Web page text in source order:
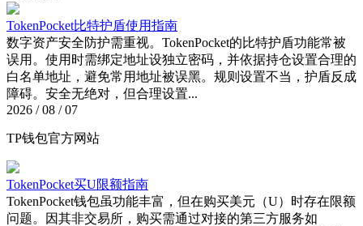
TokenPocket比特护盾使用指南
数字资产安全防护需重视。TokenPocket的比特护盾功能常被
误用。使用时需绑定地址设独立密码，并依据持仓设置合理的
白名单地址，避免常用地址被误黑。规则设置不当，护盾反成
障碍。安全无绝对，但合理设置...
2026 / 08 / 07
TP钱包官方网站
TokenPocket买U限额指南
TokenPocket钱包虽功能丰富，但在购买美元（U）时存在限额
问题。因其非交易所，购买需通过对接的第三方服务如